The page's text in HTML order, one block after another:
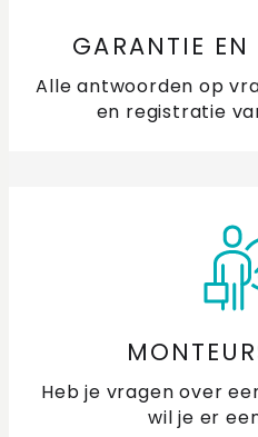
GARANTIE EN
Alle antwoorden op
en registratie
Heb je vragen over
wil je er